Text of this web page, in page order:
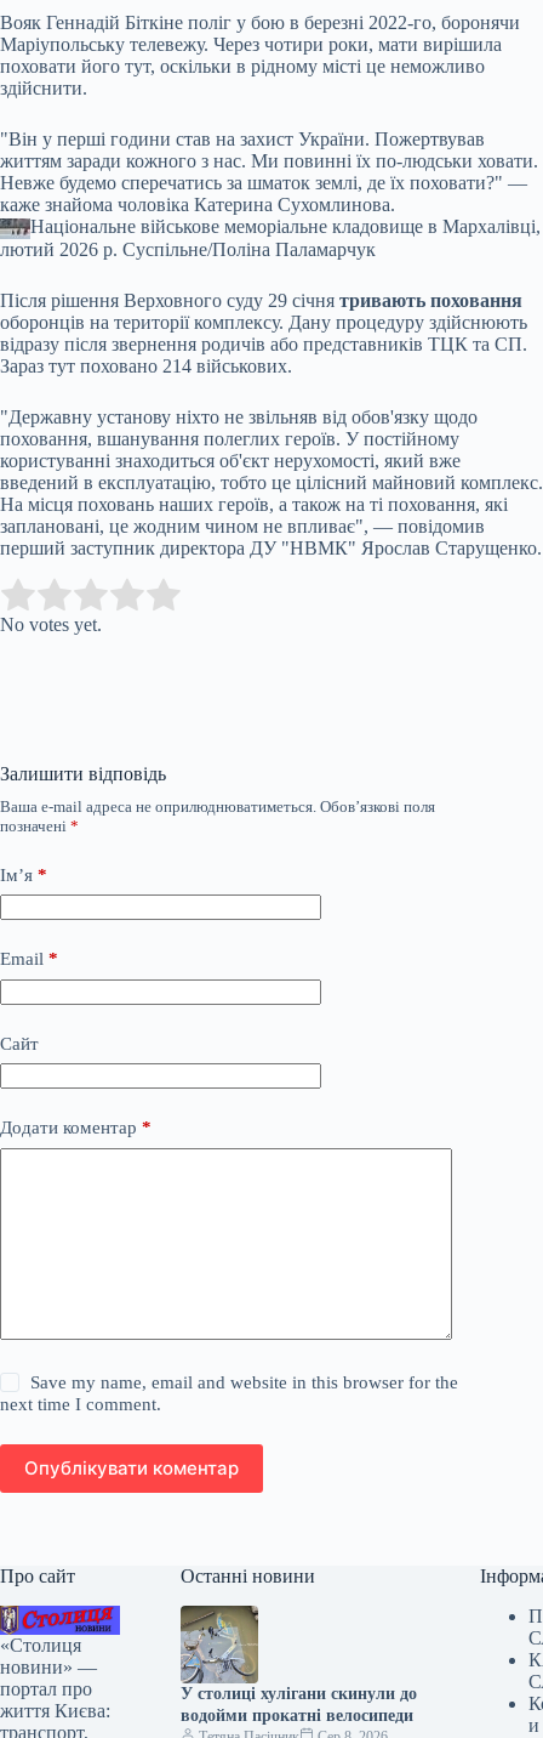
Вояк Геннадій Біткіне поліг у бою в березні 2022-го, боронячи
Маріупольську телевежу. Через чотири роки, мати вирішила
поховати його тут, оскільки в рідному місті це неможливо
здійснити.
"Він у перші години став на захист України. Пожертвував
життям заради кожного з нас. Ми повинні їх по-людськи ховати.
Невже будемо сперечатись за шматок землі, де їх поховати?" —
каже знайома чоловіка Катерина Сухомлинова.
Національне військове меморіальне кладовище в Мархалівці,
лютий 2026 р. Cуспільне/Поліна Паламарчук
Після рішення Верховного суду 29 січня тривають поховання
оборонців на території комплексу. Дану процедуру здійснюють
відразу після звернення родичів або представників ТЦК та СП.
Зараз тут поховано 214 військових.
"Державну установу ніхто не звільняв від обов'язку щодо
поховання, вшанування полеглих героїв. У постійному
користуванні знаходиться об'єкт нерухомості, який вже
введений в експлуатацію, тобто це цілісний майновий комплекс.
На місця поховань наших героїв, а також на ті поховання, які
заплановані, це жодним чином не впливає", — повідомив
перший заступник директора ДУ "НВМК" Ярослав Старущенко.
Rate this item:
No votes yet.
Залишити відповідь
Ваша e-mail адреса не оприлюднюватиметься. Обов’язкові поля
позначені *
Ім’я *
Email *
Сайт
Додати коментар *
Save my name, email and website in this browser for the
next time I comment.
Опублікувати коментар
Про сайт
«Столиця
новини» —
портал про
життя Києва:
транспорт,
Останні новини
У столиці хулігани скинули до
водойми прокатні велосипеди
и